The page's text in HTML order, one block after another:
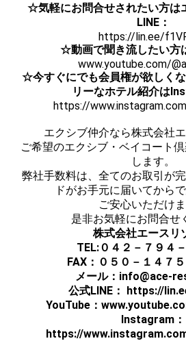
☆気軽にお問合せされたい方は
LINE：
https://lin.ee/
☆動画で聞き流したい方
www.youtube.com/
☆今すぐにでも会員権が欲しく
リーなホテル紹介は
https://
エクシブ仲介なら株式会社
ご希望のエクシブ・ベイコート
します。
弊社手数料は、全てのお取引が
ドがお手元に届いてから
ご安心いただけま
是非お気軽にお問合せ
株式会社エースリ
TEL:０４２－７９４
FAX：０５０－１４７
メール：info@ace-
公式LINE： https://
YouTube：
Instagram：
https://